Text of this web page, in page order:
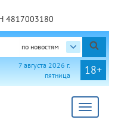
4817003180
по новостям
18+
7 августа 2026 г.
пятница
Toggle